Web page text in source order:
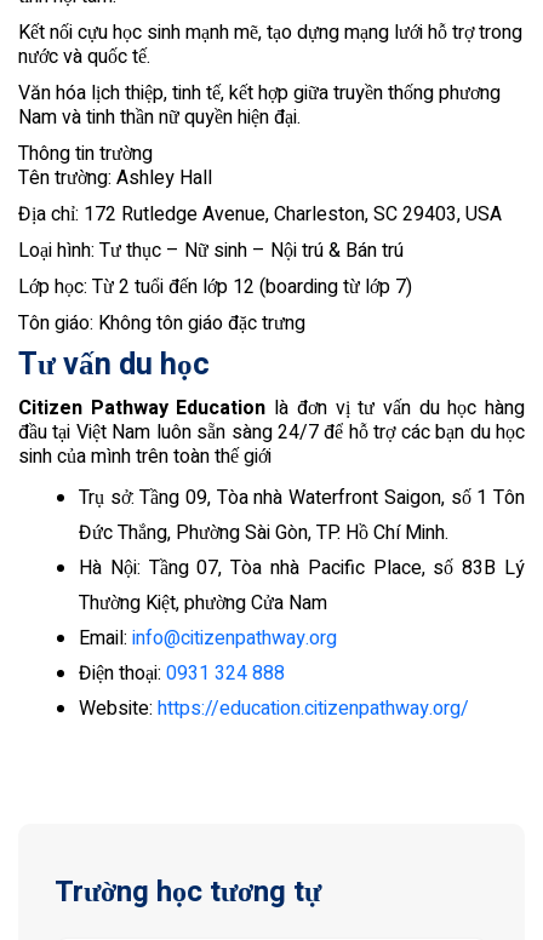
Kết nối cựu học sinh mạnh mẽ, tạo dựng mạng lưới hỗ trợ trong
nước và quốc tế.
Văn hóa lịch thiệp, tinh tế, kết hợp giữa truyền thống phương
Nam và tinh thần nữ quyền hiện đại.
Thông tin trường
Tên trường: Ashley Hall
Địa chỉ: 172 Rutledge Avenue, Charleston, SC 29403, USA
Loại hình: Tư thục – Nữ sinh – Nội trú & Bán trú
Lớp học: Từ 2 tuổi đến lớp 12 (boarding từ lớp 7)
Tôn giáo: Không tôn giáo đặc trưng
Tư vấn du học
Citizen Pathway Education là đơn vị tư vấn du học hàng
đầu tại Việt Nam luôn sẵn sàng 24/7 để hỗ trợ các bạn du học
sinh của mình trên toàn thế giới
Trụ sở: Tầng 09, Tòa nhà Waterfront Saigon, số 1 Tôn
Đức Thắng, Phường Sài Gòn, TP. Hồ Chí Minh.
Hà Nội: Tầng 07, Tòa nhà Pacific Place, số 83B Lý
Thường Kiệt, phường Cửa Nam
Email: info@citizenpathway.org
Điện thoại: 0931 324 888
Website: https://education.citizenpathway.org/
Trường học tương tự